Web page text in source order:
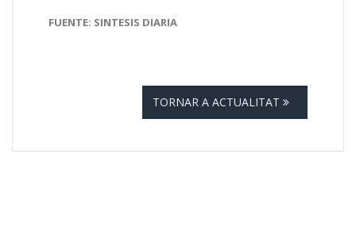
FUENTE: SINTESIS DIARIA
TORNAR A ACTUALITAT